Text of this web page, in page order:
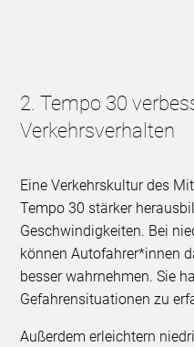
2. Tempo 30
Verkehrsverhalten
Eine Verkehrskultur des
Tempo 30 stärker
Geschwindigkeiten. Bei
können Autofahrer*innen
besser wahrnehmen. Sie
Gefahrensituationen zu
Außerdem erleichtern